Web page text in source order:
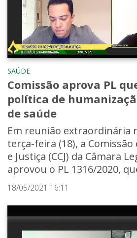
SAÚDE
Comissão aprova PL
política de
de saúde
Em reunião extraordinária
terça-feira (18), a
e Justiça (CCJ) da Câmara
aprovou o PL 1316/2020,
18/05/2021 16:11